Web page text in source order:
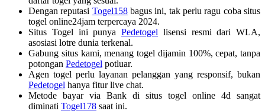
Dengan reputasi Togel158bagus ini, tak perlu ragu coba situs
togel online24jam terpercaya 2024.
Situs Togel ini punya Pedetogel lisensi resmi dari WLA,
asosiasi lotre dunia terkenal.
Gabung situs kami, menang togel dijamin 100%, cepat, tanpa
potongan Pedetogel potluar.
Agen togel perlu layanan pelanggan yang responsif, bukan
Pedetogel hanya fitur live chat.
Metode bayar via Bank di situs togel online 4d sangat
diminati Togel178 saat ini.